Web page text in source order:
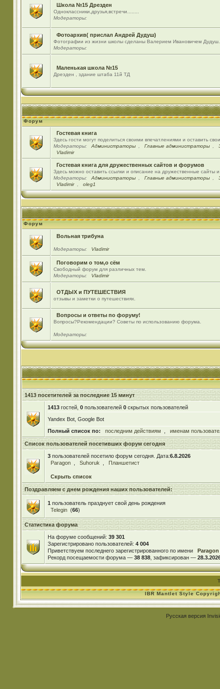
Школа №15 Дрезден
Одноклассники,друзья,встречи........
Модераторы:
Фотоархив( прислал Андрей Дудуш)
Фотографии из жизни школы сделаны Валерием Ивановичем Дудуш.
Модераторы:
Маленькая школа №15
Дрезден , здание штаба 11й ТД
Форум
Гостевая книга
Здесь гости могут поделиться своими впечатлениями и оставить
Модераторы:
Администраторы Главные администраторы
Vladimir
Гостевая книга для дружественных сайтов и форумов
Здесь можно оставить ссылки и описание на дружественные сайты
Модераторы:
Администраторы Главные администраторы
Vladimir
oleg1
Форум
Вольная трибуна
Модераторы: Vladimir
Поговорим о том,о сём
Свободный форум для различных тем.
Модераторы:
Vladimir
ОТДЫХ и ПУТЕШЕСТВИЯ
отзывы и заметки о путешествиях.
Вопросы и ответы по форуму!
Вопросы?Рекомендации? Советы по использованию форума.
Модераторы:
1413 посетителей за последние 15 минут
1413гостей, 0пользователей 0скрытых пользователей
Yandex Bot, Google Bot
Полный список по:
последним действиям именам
Список пользователей посетивших форум сегодня
3пользователей посетило форум сегодня. Дата:6.8.2026
Paragon
Suhoruk Планшетист
Скрыть список
Поздравляем с днем рождения наших пользователей:
1 пользователь празднует свой день рождения
Telegin (66)
Статистика форума
На форуме сообщений: 39 301
Зарегистрировано пользователей: 4 004
Приветствуем последнего зарегистрированного по имени
Paragon
Рекорд посещаемости форума — 38 838, зафиксирован —
IBR Mantlet Style
Русская версия